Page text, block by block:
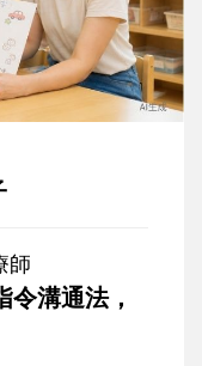
師
溝通法，